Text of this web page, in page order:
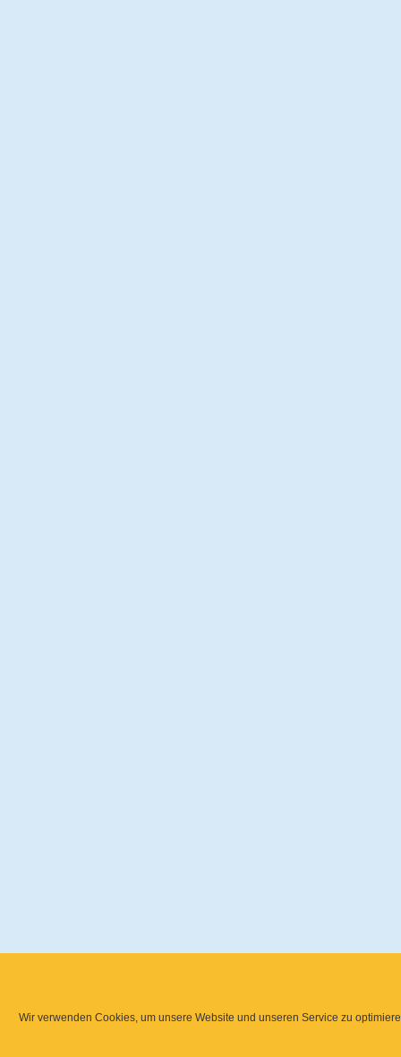
Wir verwenden Cookies, um unsere Website und unseren Service zu